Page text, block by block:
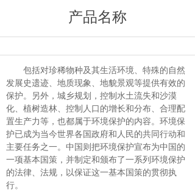
产品名称
包括对珍稀物种及其生活环境、特殊的自然
发展史遗迹、地质现象、地貌景观等提供有效的
保护。另外，城乡规划，控制水土流失和沙漠
化、植树造林、控制人口的增长和分布、合理配
置生产力等，也都属于环境保护的内容。环境保
护已成为当今世界各国政府和人民的共同行动和
主要任务之一。中国则把环境保护宣布为中国的
一项基本国策，并制定和颁布了一系列环境保护
的法律、法规，以保证这一基本国策的贯彻执
行。